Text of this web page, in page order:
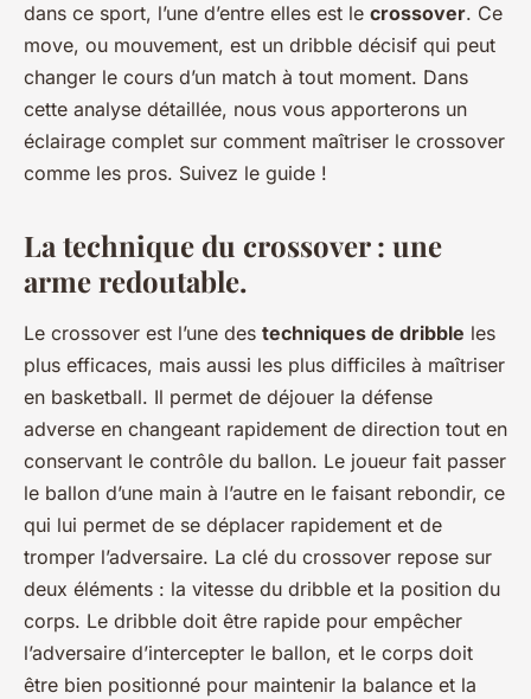
dans ce sport, l’une d’entre elles est le crossover. Ce
move, ou mouvement, est un dribble décisif qui peut
changer le cours d’un match à tout moment. Dans
cette analyse détaillée, nous vous apporterons un
éclairage complet sur comment maîtriser le crossover
comme les pros. Suivez le guide !
La technique du crossover : une
arme redoutable.
Le crossover est l’une des techniques de dribble les
plus efficaces, mais aussi les plus difficiles à maîtriser
en basketball. Il permet de déjouer la défense
adverse en changeant rapidement de direction tout en
conservant le contrôle du ballon. Le joueur fait passer
le ballon d’une main à l’autre en le faisant rebondir, ce
qui lui permet de se déplacer rapidement et de
tromper l’adversaire. La clé du crossover repose sur
deux éléments : la vitesse du dribble et la position du
corps. Le dribble doit être rapide pour empêcher
l’adversaire d’intercepter le ballon, et le corps doit
être bien positionné pour maintenir la balance et la